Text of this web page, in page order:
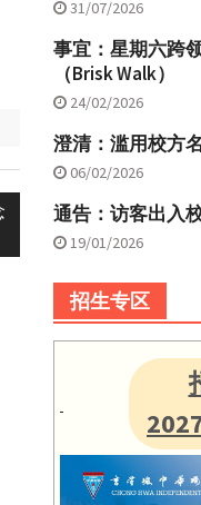
31/07/2026
事宜：星期六跨
（Brisk Walk）
24/02/2026
澄清：滥用校方
06/02/2026
通告：访客出入
19/01/2026
招生专区